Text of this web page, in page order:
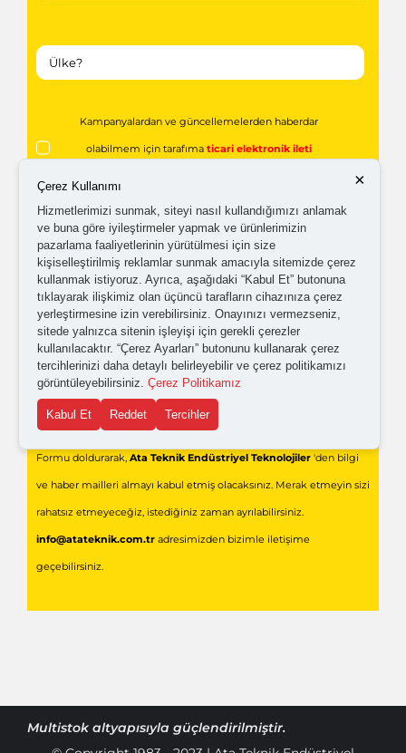
Kampanyalardan ve güncellemelerden haberdar
olabilmem için tarafımaticari elektronik ileti
Kişisel verilerimin işlenmesine yönelikaydınlatma ve
açık rıza metni 'ni okudum,onaylıyorum.
Gönder
Formu doldurarak, Ata Teknik Endüstriyel Teknolojiler'den bilgi
ve haber mailleri almayı kabul etmiş olacaksınız. Merak etmeyin sizi
rahatsız etmeyeceğiz, istediğiniz zaman ayrılabilirsiniz.
info@atateknik.com.tradresimizden bizimle iletişime
geçebilirsiniz.
Multistok altyapısıyla güçlendirilmiştir.
×
Çerez Kullanımı
Hizmetlerimizi sunmak, siteyi nasıl kullandığımızı anlamak
ve buna göre iyileştirmeler yapmak ve ürünlerimizin
pazarlama faaliyetlerinin yürütülmesi için size
kişiselleştirilmiş reklamlar sunmak amacıyla sitemizde çerez
kullanmak istiyoruz. Ayrıca, aşağıdaki “Kabul Et” butonuna
tıklayarak ilişkimiz olan üçüncü tarafların cihazınıza çerez
yerleştirmesine izin verebilirsiniz. Onayınızı vermezseniz,
sitede yalnızca sitenin işleyişi için gerekli çerezler
kullanılacaktır. “Çerez Ayarları” butonunu kullanarak çerez
tercihlerinizi daha detaylı belirleyebilir ve çerez politikamızı
görüntüleyebilirsiniz. Çerez Politikamız
Kabul Et Reddet Tercihler